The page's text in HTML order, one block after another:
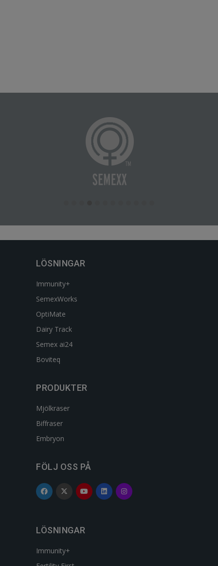
LÖSNINGAR
Immunity+
SemexWorks
OptiMate
Dairy Track
Semex ai24
Boviteq
PRODUKTER
Mjölkraser
Biffraser
Embryon
FÖLJ OSS PÅ
LÖSNINGAR
Immunity+